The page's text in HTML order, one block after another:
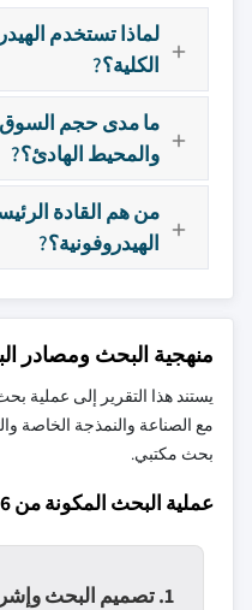
لماذا تستخدم
الكلية؟?
ما مدى حجم السوق
والمحيط الهادئ؟?
من هم القادة
الهيدروفونية؟?
منهجية البحث ومصادر
يستند هذا التقرير إلى عملية
مع الصناعة والنمذجة الخاصة
بحث مكتبي.
عملية البحث المكونة من 6 خطوات
1. تصميم البحث وإشراف المحللين